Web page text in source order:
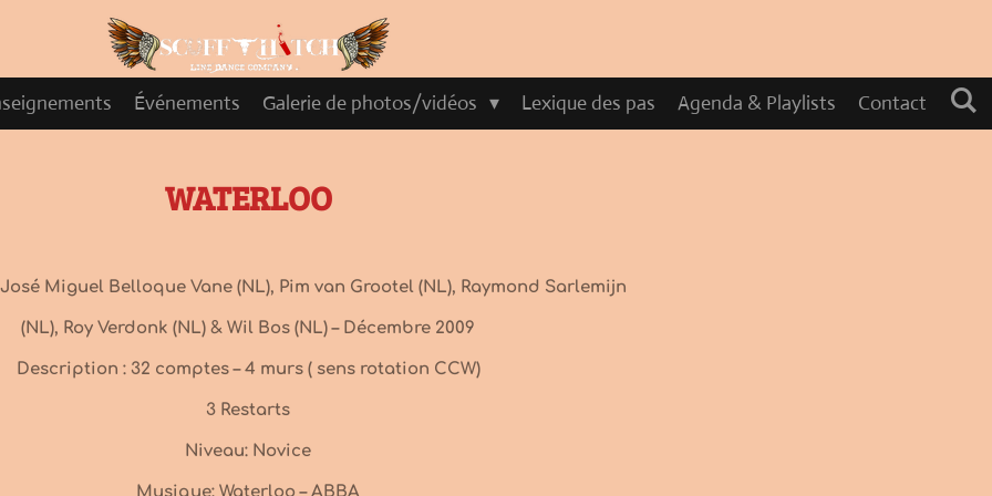
Événements Galerie de photos/vidéos Lexique des pas Agenda & Playlists Contact
WATERLOO
Miguel Belloque Vane (NL), Pim van Grootel (NL), Raymond Sarlemijn
(NL), Roy Verdonk (NL) & Wil Bos (NL) – Décembre 2009
Description : 32 comptes – 4 murs ( sens rotation CCW)
3 Restarts
Niveau: Novice
Musique: Waterloo – ABBA